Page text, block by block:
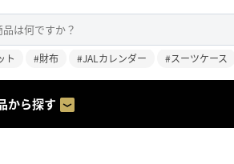
ト #財布 #JALカレンダー #スーツケース
から探す